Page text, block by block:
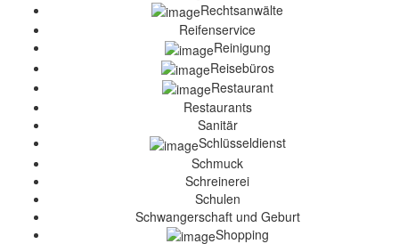
Rechtsanwälte
Reifenservice
Reinigung
Reisebüros
Restaurant
Restaurants
Sanitär
Schlüsseldienst
Schmuck
Schreinerei
Schulen
Schwangerschaft und Geburt
Shopping